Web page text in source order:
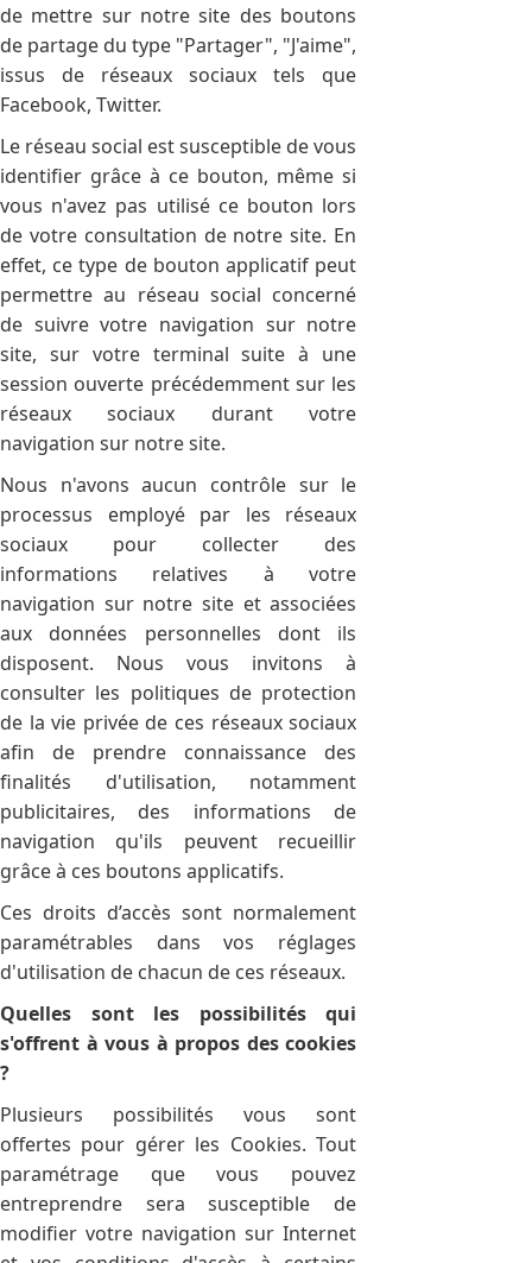
de mettre sur notre site des boutons
de partage du type "Partager", "J'aime",
issus de réseaux sociaux tels que
Facebook, Twitter.
Le réseau social est susceptible de vous
identifier grâce à ce bouton, même si
vous n'avez pas utilisé ce bouton lors
de votre consultation de notre site. En
effet, ce type de bouton applicatif peut
permettre au réseau social concerné
de suivre votre navigation sur notre
site, sur votre terminal suite à une
session ouverte précédemment sur les
réseaux sociaux durant votre
navigation sur notre site.
Nous n'avons aucun contrôle sur le
processus employé par les réseaux
sociaux pour collecter des
informations relatives à votre
navigation sur notre site et associées
aux données personnelles dont ils
disposent. Nous vous invitons à
consulter les politiques de protection
de la vie privée de ces réseaux sociaux
afin de prendre connaissance des
finalités d'utilisation, notamment
publicitaires, des informations de
navigation qu'ils peuvent recueillir
grâce à ces boutons applicatifs.
Ces droits d’accès sont normalement
paramétrables dans vos réglages
d'utilisation de chacun de ces réseaux.
Quelles sont les possibilités qui
s'offrent à vous à propos des cookies
?
Plusieurs possibilités vous sont
offertes pour gérer les Cookies. Tout
paramétrage que vous pouvez
entreprendre sera susceptible de
modifier votre navigation sur Internet